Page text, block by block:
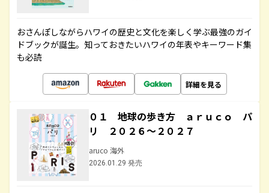
おさんぽしながらハワイの歴史と文化を楽しく学ぶ最強のガイ
ドブックが誕生。知っておきたいハワイの年表やキーワード集
も必読
詳細を見る
０１ 地球の歩き方 ａｒｕｃｏ パ
リ ２０２６～２０２７
aruco 海外
2026.01.29 発売